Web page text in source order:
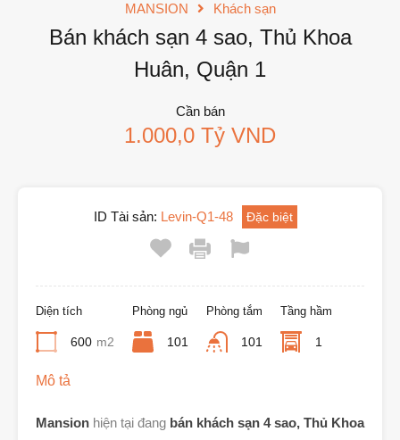
MANSION Khách sạn
Bán khách sạn 4 sao, Thủ Khoa
Huân, Quận 1
Cần bán
1.000,0 Tỷ VND
ID Tài sản: Levin-Q1-48 Đặc biệt
Diện tích
600 m2
Phòng ngủ
101
Phòng tắm
101
Tầng hầm
1
Mô tả
Mansion hiện tại đang bán khách sạn 4 sao, Thủ Khoa